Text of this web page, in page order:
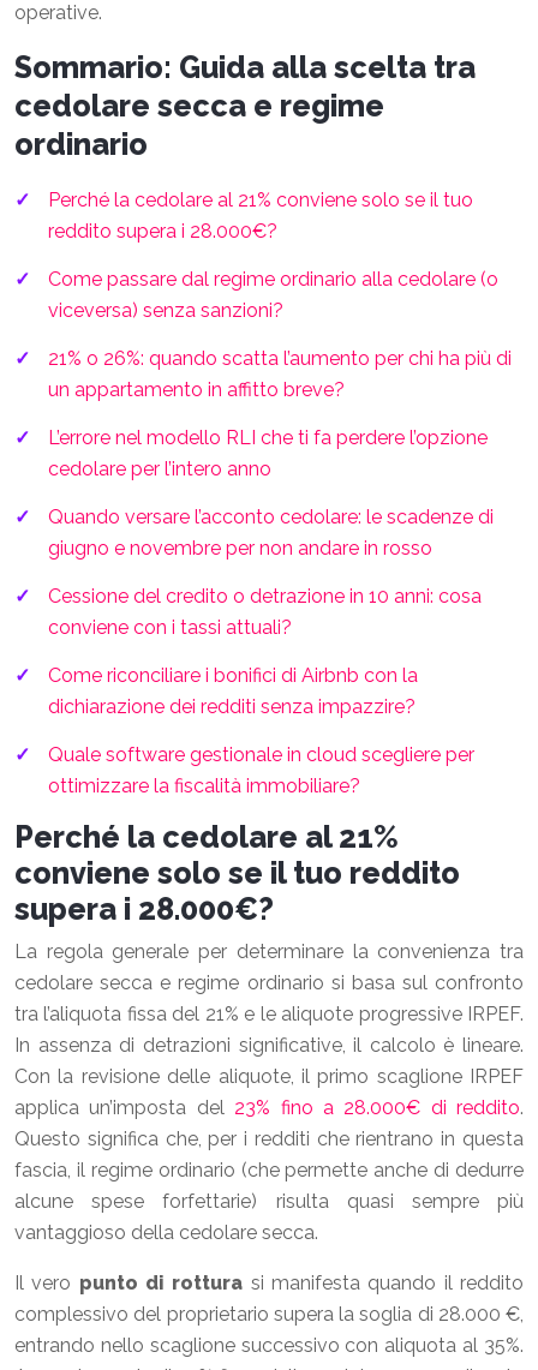
operative.
Sommario: Guida alla scelta tra
cedolare secca e regime
ordinario
Perché la cedolare al 21% conviene solo se il tuo
reddito supera i 28.000€?
Come passare dal regime ordinario alla cedolare (o
viceversa) senza sanzioni?
21% o 26%: quando scatta l’aumento per chi ha più di
un appartamento in affitto breve?
L’errore nel modello RLI che ti fa perdere l’opzione
cedolare per l’intero anno
Quando versare l’acconto cedolare: le scadenze di
giugno e novembre per non andare in rosso
Cessione del credito o detrazione in 10 anni: cosa
conviene con i tassi attuali?
Come riconciliare i bonifici di Airbnb con la
dichiarazione dei redditi senza impazzire?
Quale software gestionale in cloud scegliere per
ottimizzare la fiscalità immobiliare?
Perché la cedolare al 21%
conviene solo se il tuo reddito
supera i 28.000€?
La regola generale per determinare la convenienza tra
cedolare secca e regime ordinario si basa sul confronto
tra l’aliquota fissa del 21% e le aliquote progressive IRPEF.
In assenza di detrazioni significative, il calcolo è lineare.
Con la revisione delle aliquote, il primo scaglione IRPEF
applica un’imposta del 23% fino a 28.000€ di reddito.
Questo significa che, per i redditi che rientrano in questa
fascia, il regime ordinario (che permette anche di dedurre
alcune spese forfettarie) risulta quasi sempre più
vantaggioso della cedolare secca.
Il vero punto di rottura si manifesta quando il reddito
complessivo del proprietario supera la soglia di 28.000 €,
entrando nello scaglione successivo con aliquota al 35%.